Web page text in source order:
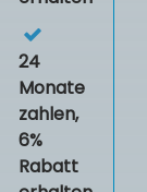
24
Monate
zahlen,
6%
Rabatt